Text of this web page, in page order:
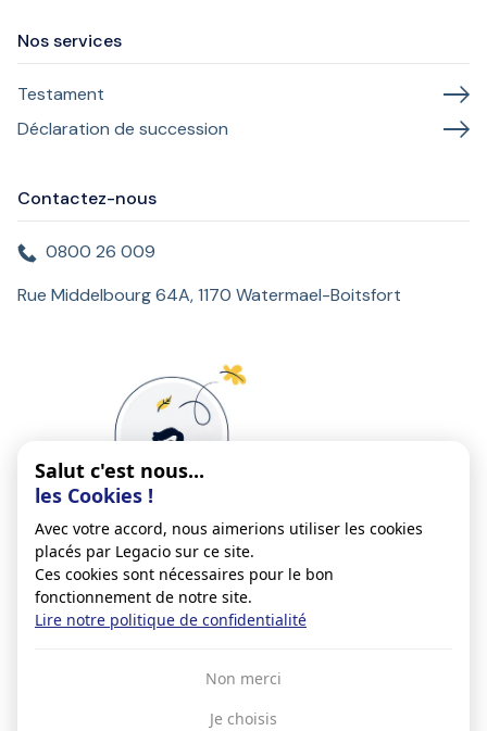
Nos services
Testament
Déclaration de succession
Contactez-nous
0800 26 009
Rue Middelbourg 64A, 1170 Watermael-Boitsfort
Salut c'est nous...
les Cookies !
Avec votre accord, nous aimerions utiliser les cookies
placés par Legacio sur ce site.
Ces cookies sont nécessaires pour le bon
fonctionnement de notre site.
Lire notre politique de confidentialité
Non merci
Je choisis